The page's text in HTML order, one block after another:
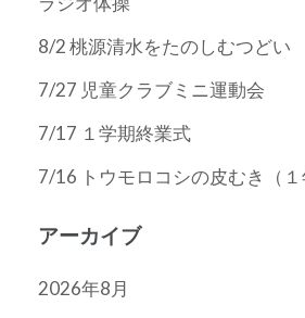
8/2 桃源清水をたのしむつどい
7/27 児童クラブミニ運動会
7/17 １学期終業式
7/16 トウモロコシの皮むき（１
アーカイブ
2026年8月